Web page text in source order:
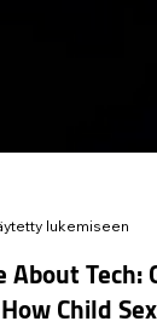
lukemiseen